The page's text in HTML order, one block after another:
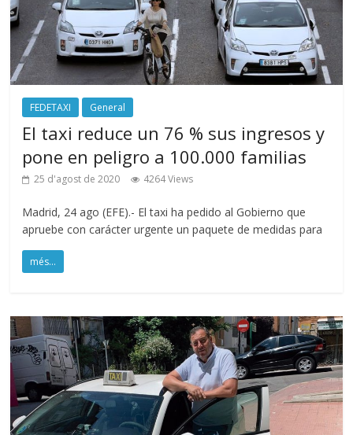
FEDETAXI General
El taxi reduce un 76 % sus ingresos y
pone en peligro a 100.000 familias
25 d'agost de 2020 4264 Views
Madrid, 24 ago (EFE).- El taxi ha pedido al Gobierno que
apruebe con carácter urgente un paquete de medidas para
més...